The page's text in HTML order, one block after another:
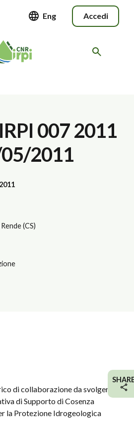
Eng Accedi
007 2011
2011
(CS)
di collaborazione da svolgersi
di Supporto di Cosenza
la Protezione Idrogeologica